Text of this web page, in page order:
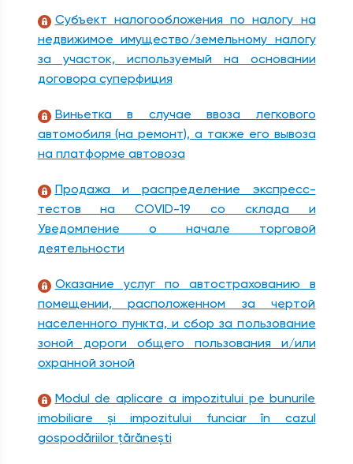
Субъект налогообложения по налогу на
недвижимое имущество/земельному налогу
за участок, используемый на основании
договора суперфиция
Виньетка в случае ввоза легкового
автомобиля (на ремонт), а также его вывоза
на платформе автовоза
Продажа и распределение экспресс-
тестов на COVID-19 со склада и
Уведомление о начале торговой
деятельности
Оказание услуг по автострахованию в
помещении, расположенном за чертой
населенного пункта, и сбор за пользование
зоной дороги общего пользования и/или
охранной зоной
Modul de aplicare a impozitului pe bunurile
imobiliare și impozitului funciar în cazul
gospodăriilor ţărăneşti